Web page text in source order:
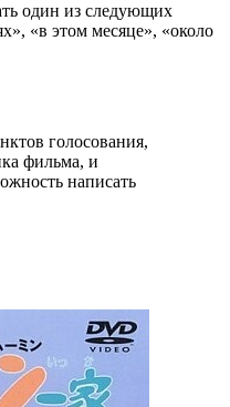
один из следующих
«в этом месяце», «около
голосования,
фильма, и
написать